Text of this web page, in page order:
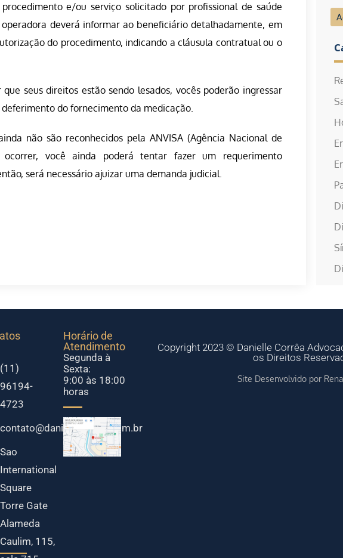
e/ou serviço solicitado por profissional de saúde
deverá informar ao beneficiário detalhadamente, em
do procedimento, indicando a cláusula contratual ou o
seus direitos estão sendo lesados, vocês poderão ingressar
do fornecimento da medicação.
não são reconhecidos pela ANVISA (Agência Nacional de
você ainda poderá tentar fazer um requerimento
será necessário ajuizar uma demanda judicial.
(11)
96194-
4723
contato@daniellecorrea.com.br
Sao
International
Square
Torre Gate
Alameda
Caulim, 115,
Horário de
Atendimento
Segunda à
Sexta:
9:00 às 18:00
horas
Copyright 2023 © Danielle Corrêa
os Direitos
Site Desenvolvido por